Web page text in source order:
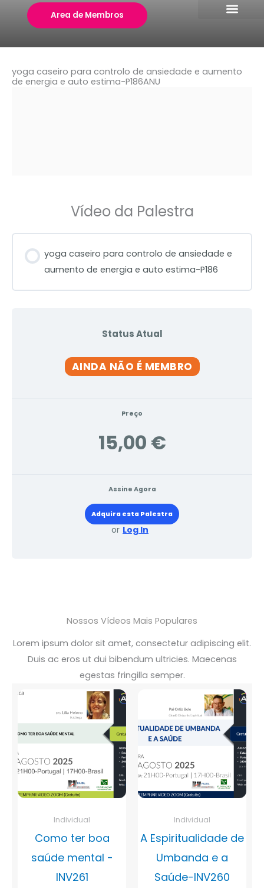
Area de Membros
yoga caseiro para controlo de ansiedade e aumento
de energia e auto estima-P186ANU
Vídeo da Palestra
yoga caseiro para controlo de ansiedade e
aumento de energia e auto estima-P186
Status Atual
AINDA NÃO É MEMBRO
Preço
15,00 €
Assine Agora
Adquira esta Palestra
or Log In
Nossos Vídeos Mais Populares
Lorem ipsum dolor sit amet, consectetur adipiscing elit.
Duis ac eros ut dui bibendum ultricies. Maecenas
egestas fringilla semper.
Individual
Como ter boa
saúde mental -
INV261
Individual
A Espiritualidade de
Umbanda e a
Saúde-INV260